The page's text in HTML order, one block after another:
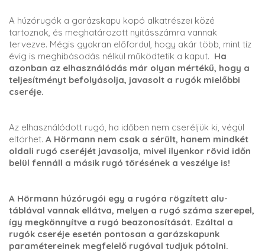
A húzórugók a garázskapu kopó alkatrészei közé
tartoznak, és meghatározott nyitásszámra vannak
tervezve. Mégis gyakran előfordul, hogy akár több, mint tíz
évig is meghibásodás nélkül működtetik a kaput. Ha
azonban az elhasználódás már olyan mértékű, hogy a
teljesítményt befolyásolja, javasolt a rugók mielőbbi
cseréje.
Az elhasználódott rugó, ha időben nem cseréljük ki, végül
eltörhet. A Hörmann nem csak a sérült, hanem mindkét
oldali rugó cseréjét javasolja, mivel ilyenkor rövid időn
belül fennáll a másik rugó törésének a veszélye is!
A Hörmann húzórugói egy a rugóra rögzített alu-
táblával vannak ellátva, melyen a rugó száma szerepel,
így megkönnyítve a rugó beazonosítását. Ezáltal a
rugók cseréje esetén pontosan a garázskapunk
paramétereinek megfelelő rugóval tudjuk pótolni.